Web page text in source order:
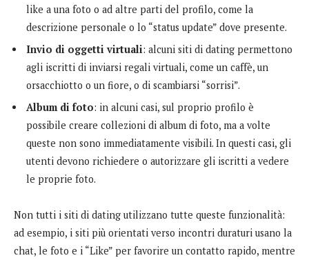
like a una foto o ad altre parti del profilo, come la
descrizione personale o lo “status update” dove presente.
Invio di oggetti virtuali: alcuni siti di dating permettono
agli iscritti di inviarsi regali virtuali, come un caffè, un
orsacchiotto o un fiore, o di scambiarsi “sorrisi”.
Album di foto: in alcuni casi, sul proprio profilo è
possibile creare collezioni di album di foto, ma a volte
queste non sono immediatamente visibili. In questi casi, gli
utenti devono richiedere o autorizzare gli iscritti a vedere
le proprie foto.
Non tutti i siti di dating utilizzano tutte queste funzionalità:
ad esempio, i siti più orientati verso incontri duraturi usano la
chat, le foto e i “Like” per favorire un contatto rapido, mentre